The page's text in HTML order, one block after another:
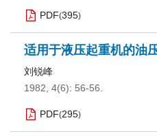
PDF(395)
适用于液压起重机的油
刘锐峰
1982, 4(6): 56-56.
PDF(295)